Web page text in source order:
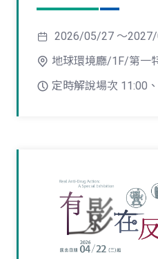
2026/05/27 ～
地球環境廳/1F/第一
定時解說場次 11:00